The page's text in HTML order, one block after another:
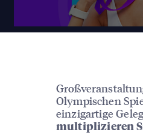
Olympischen
einzigartige
multiplizieren